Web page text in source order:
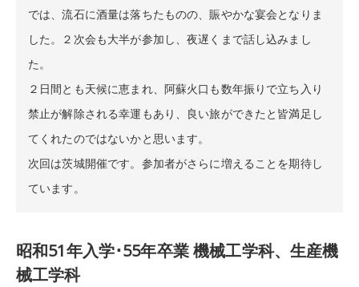
では、流石に酒量は落ちたものの、賑やかな宴会となりま
した。２次会も大半が参加し、夜遅くまで話し込みまし
た。
２日間とも天候に恵まれ、阿蘇火口も数年振りで立ち入り
禁止が解除される幸運もあり、良い旅ができたと皆満足し
てくれたのではないかと思います。
次回は茨城開催です。参加者がさらに増えることを期待し
ています。
昭和51年入学･55年卒業 機械工学科、生産機
械工学科